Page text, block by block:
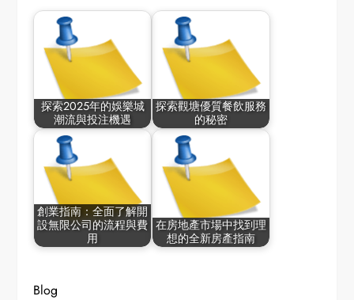
探索2025年的娛樂城
潮流與投注機遇
探索觀塘優質餐飲服務
的秘密
創業指南：全面了解開
設無限公司的流程與費
用
在房地產市場中找到理
想的全新房產指南
Blog